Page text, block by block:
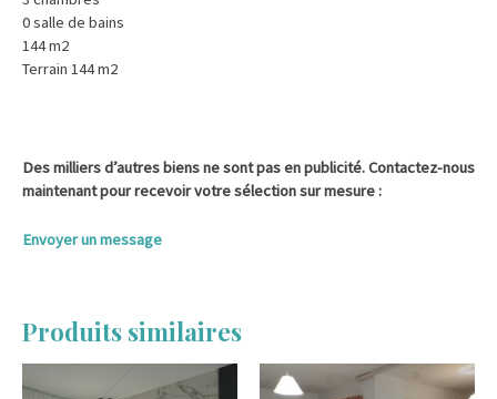
0 salle de bains
144 m2
Terrain 144 m2
Des milliers d’autres biens ne sont pas en publicité. Contactez-nous
maintenant pour recevoir votre sélection sur mesure :
Envoyer un message
Produits similaires